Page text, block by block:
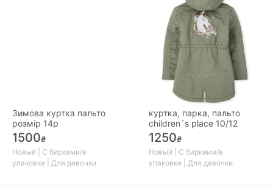
Зимова куртка пальто
розмір 14р
1500₴
Новый | С бирками/в
упаковке | Для девочки
куртка, парка, пальто
children´s place 10/12
1250₴
Новый | С бирками/в
упаковке | Для девочки